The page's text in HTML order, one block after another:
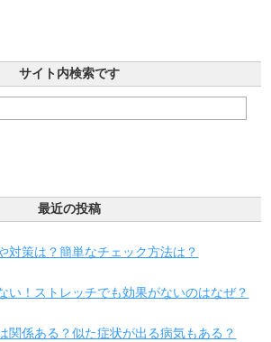
サイト内検索です
最近の投稿
対策は？簡単なチェック方法は？
い！ストレッチでも効果がないのはなぜ？
関係ある？似た症状が出る病気もある？